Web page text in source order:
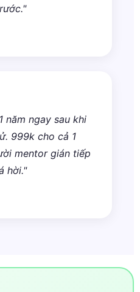
năm ngay sau khi
999k cho cả 1
mentor gián tiếp
hời."